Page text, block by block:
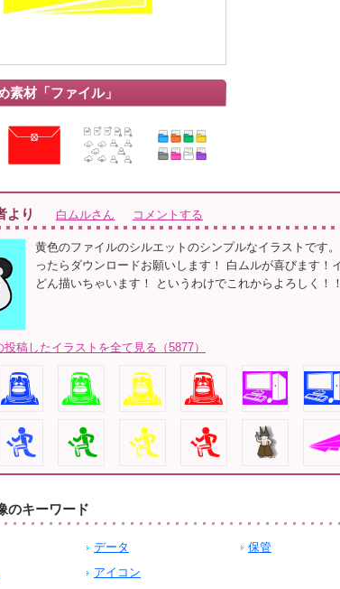
素材「ファイル」
より 白ムルさん コメントする
黄色のファイルのシルエットのシンプルなイラストです
ったらダウンロードお願いします！ 白ムルが喜びます！
どん描いちゃいます！ というわけでこれからよろしく！
稿したイラストを全て見る（5877）
のキーワード
データ 保管
アイコン